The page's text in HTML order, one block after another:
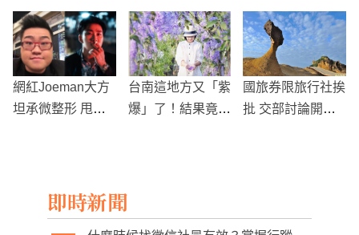
資
網紅Joeman大方
坦承微整形 甩肉2
台南這地方又「紫
爆」了！結果竟然
國旅券限旅行社挨
批 交部討論開放
即時新聞